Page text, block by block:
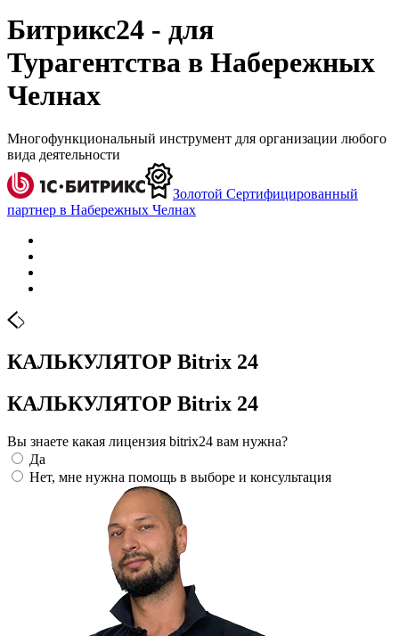
Битрикс24 - для
Турагентства в Набережных
Челнах
Многофункциональный инструмент для организации любого
вида деятельности
Золотой Сертифицированный
партнер в Набережных Челнах
КАЛЬКУЛЯТОР Bitrix 24
КАЛЬКУЛЯТОР Bitrix 24
Вы знаете какая лицензия bitrix24 вам нужна?
Да
Нет, мне нужна помощь в выборе и консультация